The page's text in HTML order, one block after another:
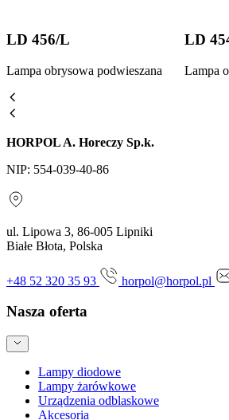
LD 456/L
Lampa obrysowa podwieszana
LD
Lampa
HORPOL A. Horeczy Sp.k.
NIP: 554-039-40-86
ul. Lipowa 3, 86-005 Lipniki
Białe Błota, Polska
+48 52 320 35 93 horpol@horpol.pl
Nasza oferta
Lampy diodowe
Lampy żarówkowe
Urządzenia odblaskowe
Akcesoria